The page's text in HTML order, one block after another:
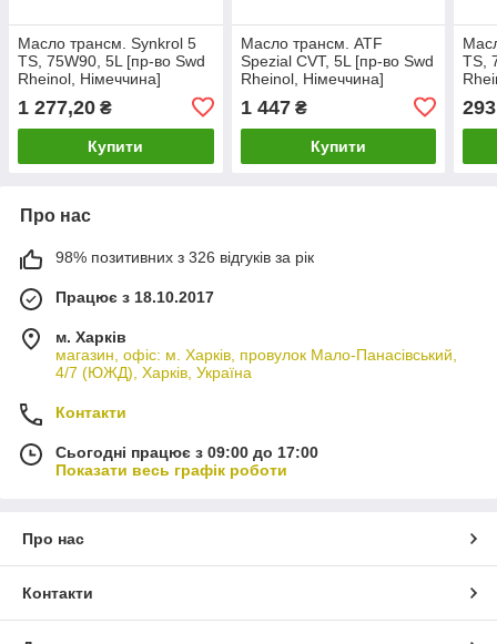
Масло трансм. Synkrol 5
TS, 75W90, 5L [пр-во Swd
Rheinol, Німеччина]
1 277,20 ₴
Купити
Масло трансм. ATF
Spezial CVT, 5L [пр-во Swd
Rheinol, Німеччина]
1 447₴
Купити
TS,
Про нас
98% позитивних з 326 відгуків за рік
Працює з 18.10.2017
м. Харків
магазин, офіс: м. Харків, провулок Мало-Панасівський,
4/7 (ЮЖД), Харків, Україна
Контакти
Сьогодні працює з 09:00 до 17:00
Показати весь графік роботи
Про нас
Контакти